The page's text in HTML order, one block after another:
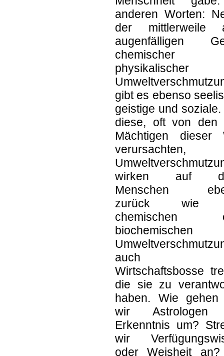
anderen Worten:
der mittlerweile
augenfälligen
chemischer
physikalischer
gibt es ebenso
geistige und
diese, oft von den
Mächtigen dieser
verursachten,
wirken auf
Menschen
zurück wie
chemischen
biochemischen
auch
Wirtschaftsbosse
die sie zu
haben. Wie gehen
wir Astrologen
Erkenntnis um?
wir
oder Weisheit